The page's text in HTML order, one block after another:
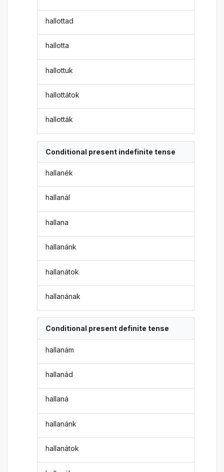
hallottad
hallotta
hallottuk
hallottátok
hallották
Conditional present indefinite tense
hallanék
hallanál
hallana
hallanánk
hallanátok
hallanának
Conditional present definite tense
hallanám
hallanád
hallaná
hallanánk
hallanátok